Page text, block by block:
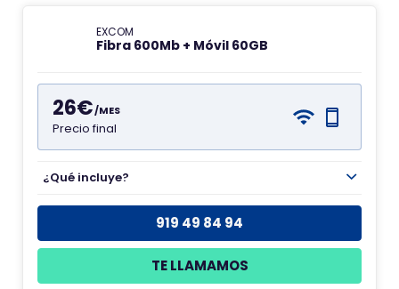
EXCOM
Fibra 600Mb + Móvil 60GB
26€/MES
Precio final
¿Qué incluye?
919 49 84 94
TE LLAMAMOS